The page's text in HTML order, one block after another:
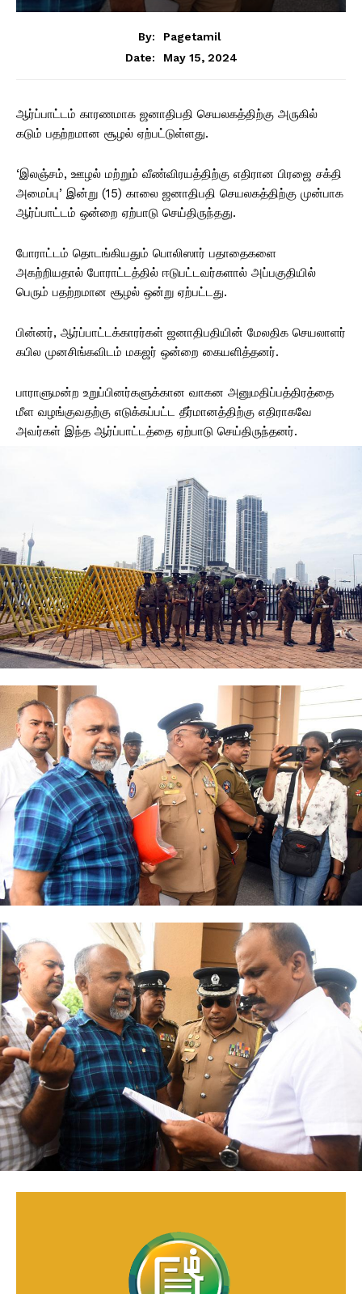
By:
Pagetamil
Date:
May 15, 2024
ஆர்ப்பாட்டம் காரணமாக ஜனாதிபதி செயலகத்திற்கு அருகில்
கடும் பதற்றமான சூழல் ஏற்பட்டுள்ளது.
‘இலஞ்சம், ஊழல் மற்றும் வீண்விரயத்திற்கு எதிரான பிரஜை சக்தி
அமைப்பு’ இன்று (15) காலை ஜனாதிபதி செயலகத்திற்கு முன்பாக
ஆர்ப்பாட்டம் ஒன்றை ஏற்பாடு செய்திருந்தது.
போராட்டம் தொடங்கியதும் பொலிஸார் பதாதைகளை
அகற்றியதால் போராட்டத்தில் ஈடுபட்டவர்களால் அப்பகுதியில்
பெரும் பதற்றமான சூழல் ஒன்று ஏற்பட்டது.
பின்னர், ஆர்ப்பாட்டக்காரர்கள் ஜனாதிபதியின் மேலதிக செயலாளர்
கபில முனசிங்கவிடம் மகஜர் ஒன்றை கையளித்தனர்.
பாராளுமன்ற உறுப்பினர்களுக்கான வாகன அனுமதிப்பத்திரத்தை
மீள வழங்குவதற்கு எடுக்கப்பட்ட தீர்மானத்திற்கு எதிராகவே
அவர்கள் இந்த ஆர்ப்பாட்டத்தை ஏற்பாடு செய்திருந்தனர்.